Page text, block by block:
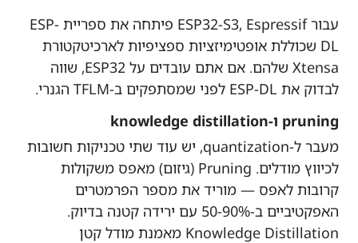
עבור ESP32-S3, Espressif פיתחה את ספריית ESP-
DL שכוללת אופטימיזציות ספציפיות לארכיטקטורת
Xtensa שלהם. אם אתם עובדים על ESP32, שווה
לבדוק את ESP-DL לפני שמסתפקים ב-TFLM הגנרי.
pruning ו-knowledge distillation
מעבר ל-quantization, יש עוד שתי טכניקות חשובות
לכיווץ מודלים. Pruning (גיזום) מאפס משקולות
קרובות לאפס — מוריד את מספר הפרמטרים
האפקטיביים ב-50-90% עם ירידה קטנה בדיוק.
Knowledge Distillation מאמנת מודל קטן